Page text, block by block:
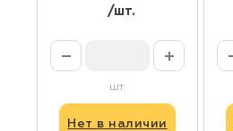
/шт.
шт.
Нет в наличии